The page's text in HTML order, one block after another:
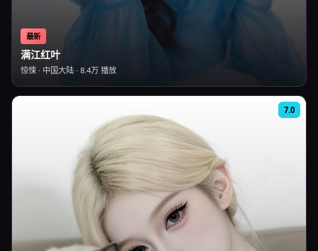
最新
满江红叶
惊悚 · 中国大陆 · 8.4万 播放
7.0